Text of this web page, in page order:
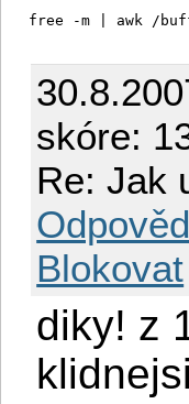
free -m | awk /
skóre:
Re: Jak
Blokovat
diky! z